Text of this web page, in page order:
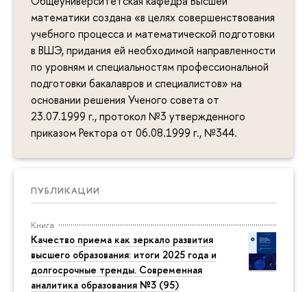
математики создана «в целях совершенствования
учебного процесса и математической подготовки
в ВШЭ, придания ей необходимой направленности
по уровням и специальностям профессиональной
подготовки бакалавров и специалистов» на
основании решения Ученого совета от
23.07.1999 г., протокол №3 утвержденного
приказом Ректора от 06.08.1999 г., №344.
ПУБЛИКАЦИИ
Книга
Качество приема как зеркало развития
высшего образования: итоги 2025 года и
долгосрочные тренды. Современная
аналитика образования №3 (95)